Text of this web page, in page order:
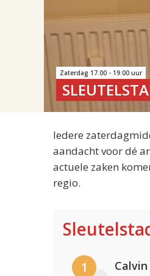
Zaterdag 17.00 - 19.00 uur
Iedere
aandacht voor dé
actuele zaken
regio.
1